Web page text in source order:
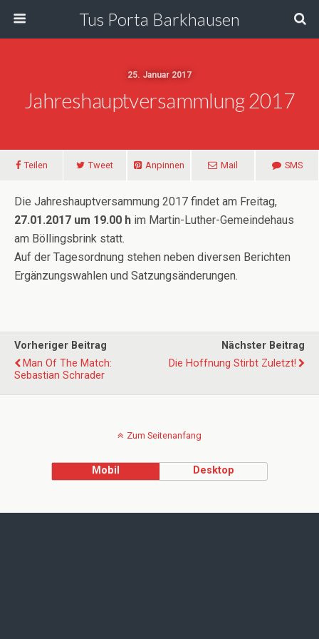
Tus Porta Barkhausen
25. Januar 2017
Jahreshauptversammlung 2017
Teilen Tweet Anpinnen Mail SMS
Die Jahreshauptversammung 2017 findet am Freitag,
27.01.2017 um 19.00 h im Martin-Luther-Gemeindehaus
am Böllingsbrink statt.
Auf der Tagesordnung stehen neben diversen Berichten
Ergänzungswahlen und Satzungsänderungen.
Vorheriger Beitrag
Man Of The Match:
Sebastian Schrader
Nächster Beitrag
Die Hoffnung Stirbt Zuletzt!
Zum Seitenanfang
Mobil Desktop